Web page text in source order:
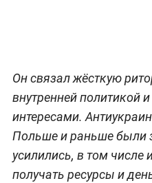
Он связал жёсткую
внутренней политикой
интересами.
Польше и раньше были
усилились, в том числе
получать ресурсы и